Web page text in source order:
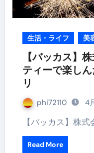
生活・ライフ 美
【バッカス】
ティーで楽し
リ
phi72110 4
【バッカス】
Read More